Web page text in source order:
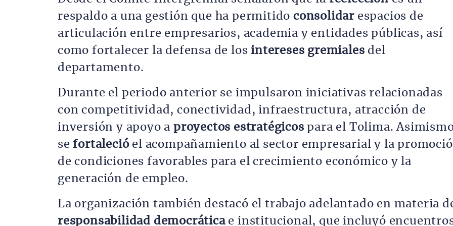
respaldo a una gestión que ha permitido consolidar espacios de
articulación entre empresarios, academia y entidades públicas, así
como fortalecer la defensa de los intereses gremiales del
departamento.
Durante el periodo anterior se impulsaron iniciativas relacionadas
con competitividad, conectividad, infraestructura, atracción de
inversión y apoyo aproyectos estratégicos para el Tolima.
sefortaleció el acompañamiento al sector empresarial y la
de condiciones favorables para el crecimiento económico y la
generación de empleo.
La organización también destacó el trabajo adelantado en materia
responsabilidad democrática e institucional, que incluyó